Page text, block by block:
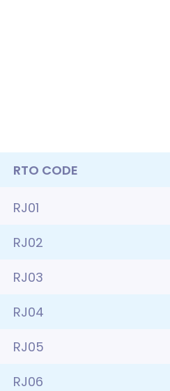
RTO CODE
RJ01
RJ02
RJ03
RJ04
RJ05
RJ06